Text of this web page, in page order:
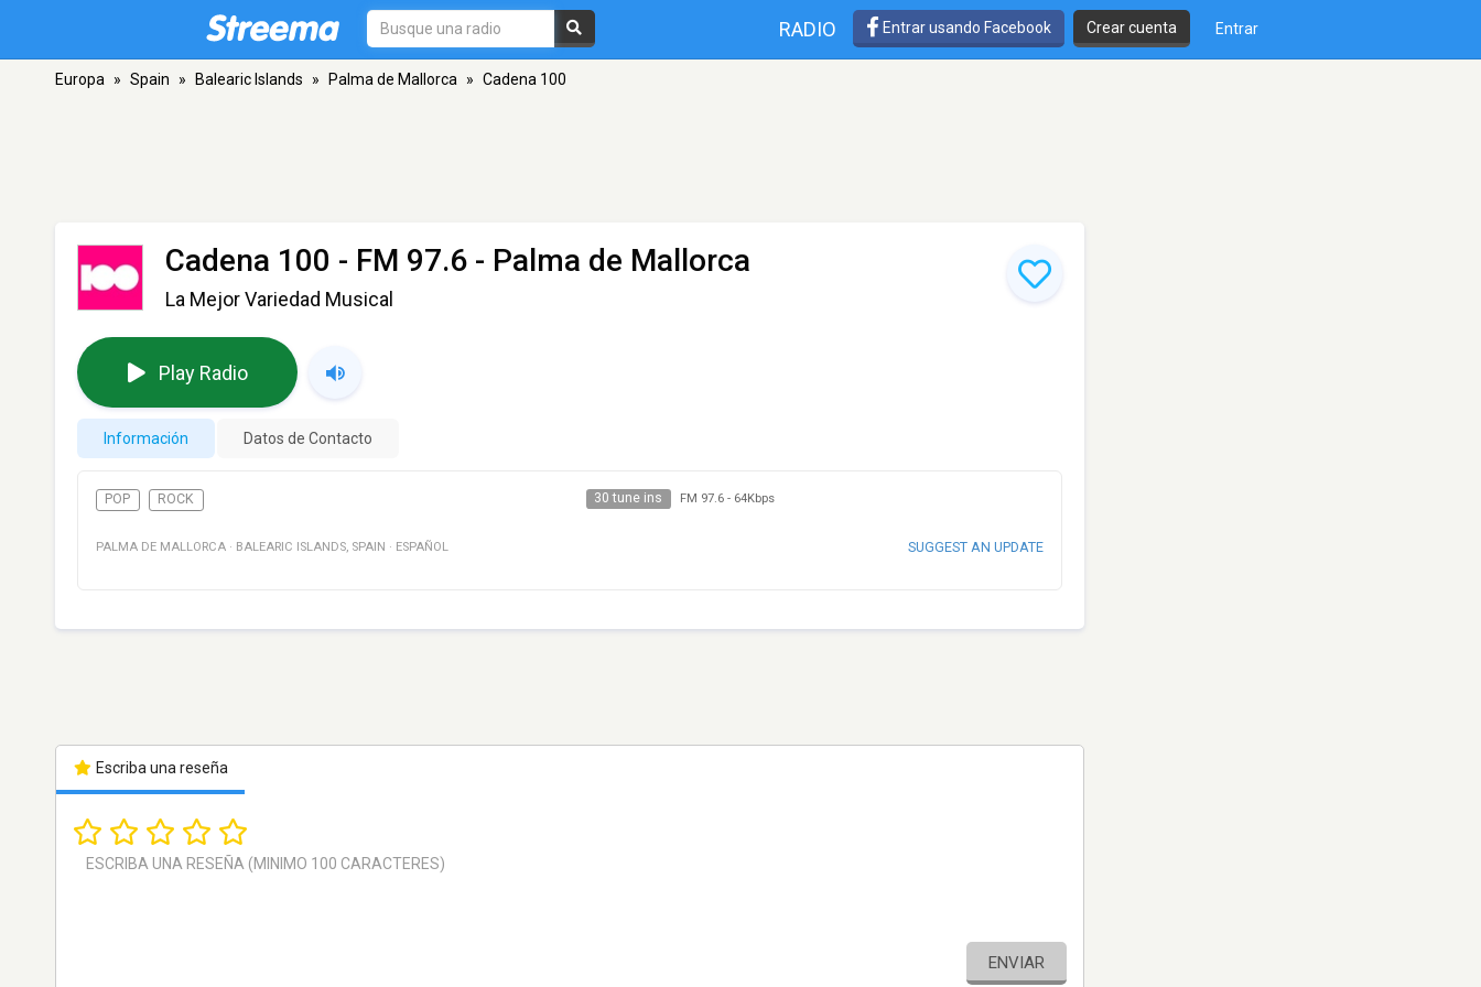
RADIO Entrar usando Facebook Crear cuenta Entrar
Europa » Spain » Balearic Islands » Palma de Mallorca » Cadena 100
Cadena 100 - FM 97.6 - Palma de Mallorca
La Mejor Variedad Musical
Play Radio
Información Datos de Contacto
POP ROCK 30 tune ins FM 97.6- 64Kbps
PALMA DE MALLORCA · BALEARIC ISLANDS, SPAIN · ESPAÑOL SUGGEST AN UPDATE
Escriba una reseña
ENVIAR